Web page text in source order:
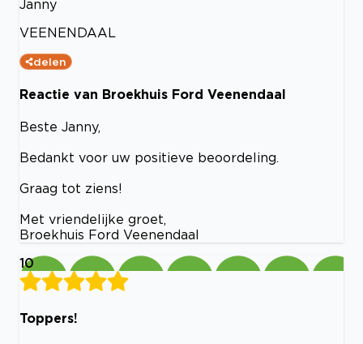
Janny
VEENENDAAL
delen
Reactie van Broekhuis Ford Veenendaal
Beste Janny,
Bedankt voor uw positieve beoordeling.
Graag tot ziens!
Met vriendelijke groet,
Broekhuis Ford Veenendaal
10
Toppers!